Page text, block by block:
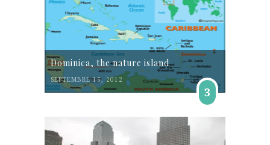
Dominica, the nature island
SEPTEMBRE 15, 2012
3